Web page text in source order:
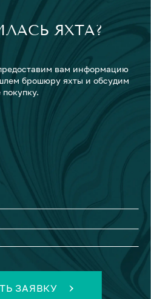
ЯХТА?
вам информацию
брошюру яхты и обсудим
покупку.
ЗАЯВКУ